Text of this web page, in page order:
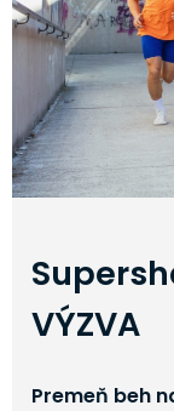
VÝZVA
Premeň beh